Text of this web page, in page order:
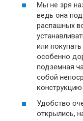
Мы не зря
ведь она
распашных
или
особенно
подземная
собой
Удобство
открылись,